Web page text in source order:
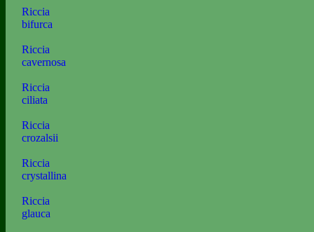
Riccia
bifurca
Riccia
cavernosa
Riccia
ciliata
Riccia
crozalsii
Riccia
crystallina
Riccia
glauca